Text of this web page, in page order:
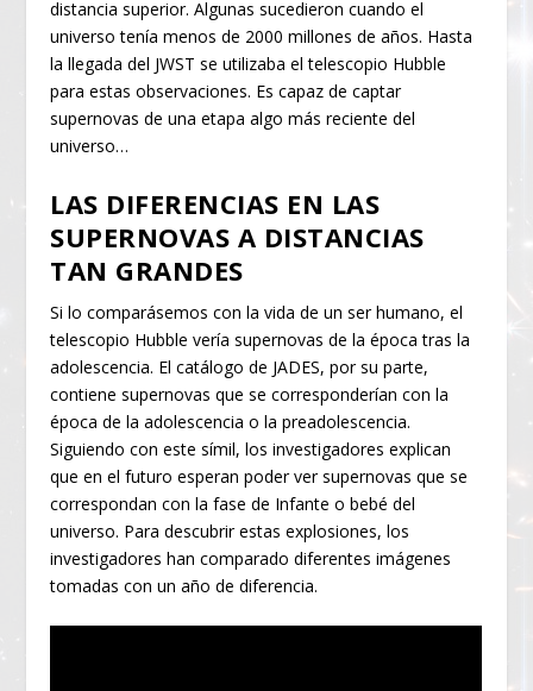
distancia superior. Algunas sucedieron cuando el
universo tenía menos de 2000 millones de años. Hasta
la llegada del JWST se utilizaba el telescopio Hubble
para estas observaciones. Es capaz de captar
supernovas de una etapa algo más reciente del
universo…
LAS DIFERENCIAS EN LAS
SUPERNOVAS A DISTANCIAS
TAN GRANDES
Si lo comparásemos con la vida de un ser humano, el
telescopio Hubble vería supernovas de la época tras la
adolescencia. El catálogo de JADES, por su parte,
contiene supernovas que se corresponderían con la
época de la adolescencia o la preadolescencia.
Siguiendo con este símil, los investigadores explican
que en el futuro esperan poder ver supernovas que se
correspondan con la fase de Infante o bebé del
universo. Para descubrir estas explosiones, los
investigadores han comparado diferentes imágenes
tomadas con un año de diferencia.